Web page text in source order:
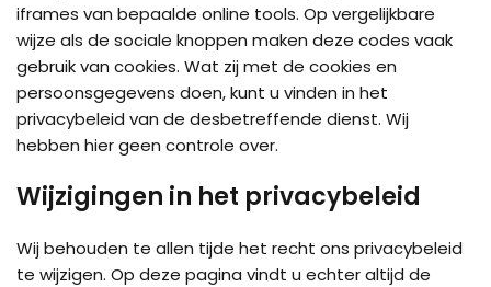
iframes van bepaalde online tools. Op vergelijkbare
wijze als de sociale knoppen maken deze codes vaak
gebruik van cookies. Wat zij met de cookies en
persoonsgegevens doen, kunt u vinden in het
privacybeleid van de desbetreffende dienst. Wij
hebben hier geen controle over.
Wijzigingen in het privacybeleid
Wij behouden te allen tijde het recht ons privacybeleid
te wijzigen. Op deze pagina vindt u echter altijd de